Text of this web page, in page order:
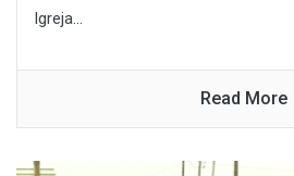
Igreja...
Read More